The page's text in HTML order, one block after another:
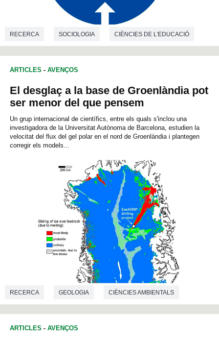
RECERCA SOCIOLOGIA CIÈNCIES DE L'EDUCACIÓ
ARTICLES - AVENÇOS
El desglaç a la base de Groenlàndia pot
ser menor del que pensem
Un grup internacional de científics, entre els quals s'inclou una
investigadora de la Universitat Autònoma de Barcelona, estudien la
velocitat del flux del gel polar en el nord de Groenlàndia i plantegen
corregir els models...
RECERCA GEOLOGIA CIÈNCIES AMBIENTALS
ARTICLES - AVENÇOS